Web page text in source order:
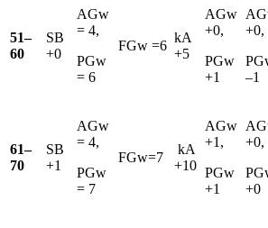
51–
60
SB
+0
AGw
= 4,
PGw
= 6
FGw =6
kA
+5
AGw
+0,
PGw
+1
+0,
–1
61–
70
SB
+1
AGw
= 4,
PGw
= 7
FGw=7
­ kA
+10
AGw
+1,
PGw
+1
+0,
+0